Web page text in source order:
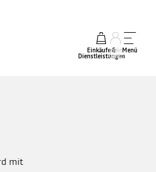
Einkäufe &
Dienstleistungen
mein
Konto
Menü
mit